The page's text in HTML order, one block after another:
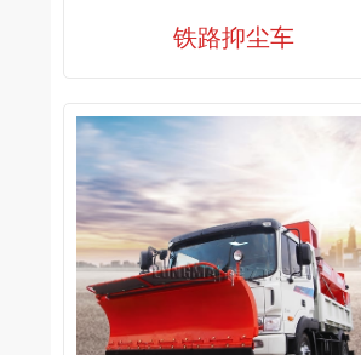
铁路抑尘车